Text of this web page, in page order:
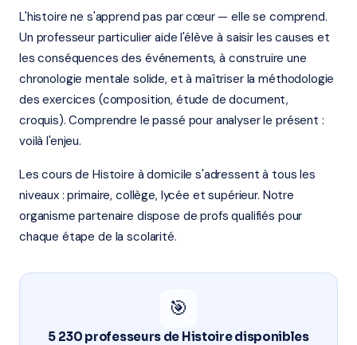
L'histoire ne s'apprend pas par cœur — elle se comprend.
Un professeur particulier aide l'élève à saisir les causes et
les conséquences des événements, à construire une
chronologie mentale solide, et à maîtriser la méthodologie
des exercices (composition, étude de document,
croquis). Comprendre le passé pour analyser le présent :
voilà l'enjeu.
Les cours de Histoire à domicile s'adressent à tous les
niveaux : primaire, collège, lycée et supérieur. Notre
organisme partenaire dispose de profs qualifiés pour
chaque étape de la scolarité.
🎯
5 230 professeurs de Histoire disponibles